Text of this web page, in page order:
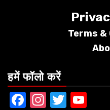
Terms &
हमें फॉलो करें
Facebook
Instagram
Twitter